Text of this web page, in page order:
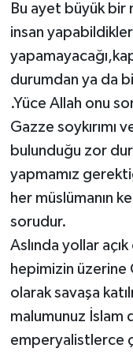
Bu ayet büyük bir
insan
durumdan ya da
.Yüce Allah onu
Gazze soykırımı
bulunduğu zor
yapmamız
her müslümanın
sorudur.
Aslında yollar açık
hepimizin
olarak savaşa
malumunuz İslam
emperyalistlerce